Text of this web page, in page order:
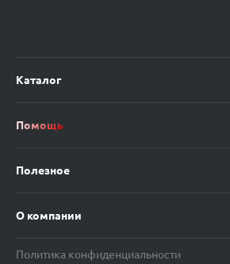
Каталог
Помощь
Полезное
О компании
Политика конфиденциальности